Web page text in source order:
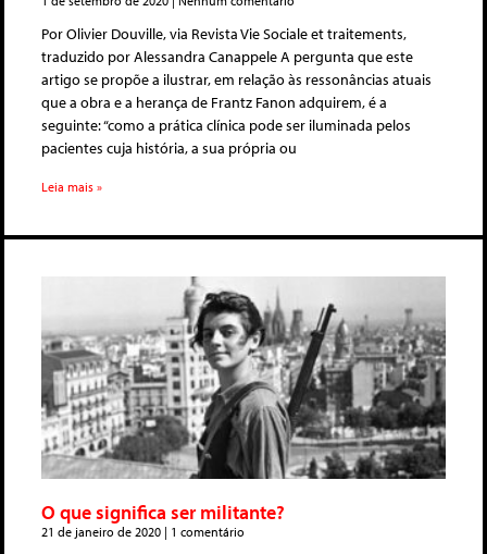
Por Olivier Douville, via Revista Vie Sociale et traitements,
traduzido por Alessandra Canappele A pergunta que este
artigo se propõe a ilustrar, em relação às ressonâncias atuais
que a obra e a herança de Frantz Fanon adquirem, é a
seguinte: “como a prática clínica pode ser iluminada pelos
pacientes cuja história, a sua própria ou
Leia mais »
O que significa ser militante?
21 de janeiro de 2020 1 comentário